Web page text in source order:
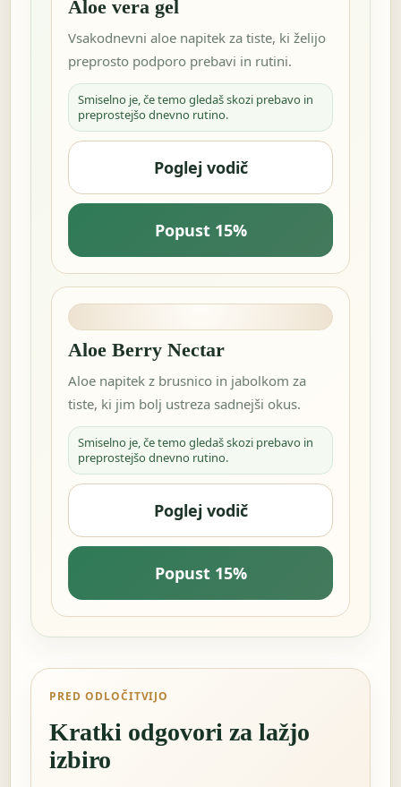
Aloe vera gel
Vsakodnevni aloe napitek za tiste, ki želijo
preprosto podporo prebavi in rutini.
Smiselno je, če temo gledaš skozi prebavo in
preprostejšo dnevno rutino.
Poglej vodič
Popust 15%
Aloe Berry Nectar
Aloe napitek z brusnico in jabolkom za
tiste, ki jim bolj ustreza sadnejši okus.
Smiselno je, če temo gledaš skozi prebavo in
preprostejšo dnevno rutino.
Poglej vodič
Popust 15%
PRED ODLOČITVIJO
Kratki odgovori za lažjo
izbiro